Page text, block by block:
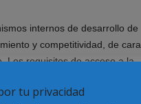
internos de desarrollo de
y competitividad, de cara
Los requisitos de acceso a la
y objetividad,
tu privacidad